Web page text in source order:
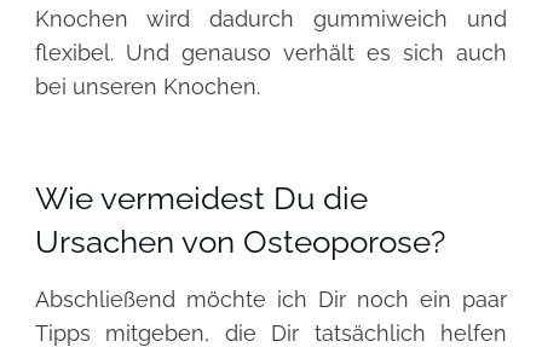
Knochen wird dadurch gummiweich und
flexibel. Und genauso verhält es sich auch
bei unseren Knochen.
Wie vermeidest Du die
Ursachen von Osteoporose?
Abschließend möchte ich Dir noch ein paar
Tipps mitgeben, die Dir tatsächlich helfen